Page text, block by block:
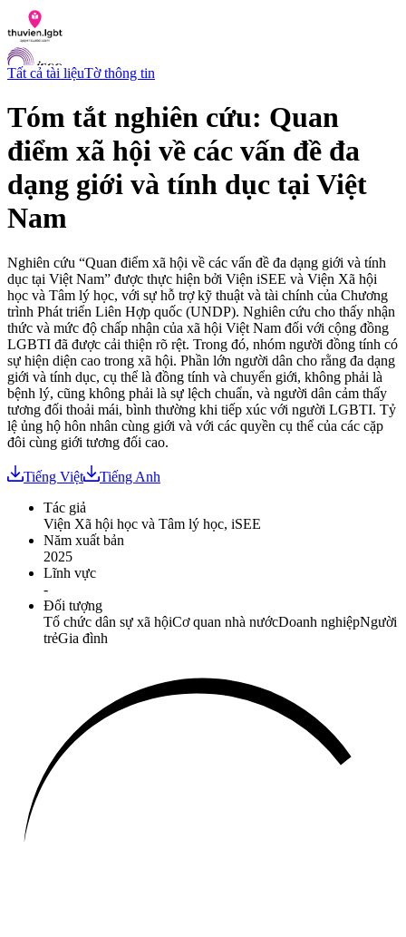
Danh sách tài liệu
Liên lạc
Chỉ số hoà nhập LGBTI
Tất cả tài liệuTờ thông tin
Tóm tắt nghiên cứu: Quan
điểm xã hội về các vấn đề đa
dạng giới và tính dục tại Việt
Nam
Nghiên cứu “Quan điểm xã hội về các vấn đề đa dạng giới và tính
dục tại Việt Nam” được thực hiện bởi Viện iSEE và Viện Xã hội
học và Tâm lý học, với sự hỗ trợ kỹ thuật và tài chính của Chương
trình Phát triển Liên Hợp quốc (UNDP). Nghiên cứu cho thấy nhận
thức và mức độ chấp nhận của xã hội Việt Nam đối với cộng đồng
LGBTI đã được cải thiện rõ rệt. Trong đó, nhóm người đồng tính có
sự hiện diện cao trong xã hội. Phần lớn người dân cho rằng đa dạng
giới và tính dục, cụ thể là đồng tính và chuyển giới, không phải là
bệnh lý, cũng không phải là sự lệch chuẩn, và người dân cảm thấy
tương đối thoải mái, bình thường khi tiếp xúc với người LGBTI. Tỷ
lệ ủng hộ hôn nhân cùng giới và với các quyền cụ thể của các cặp
đôi cùng giới tương đối cao.
Tiếng Việt
Tiếng Anh
Tác giả
Viện Xã hội học và Tâm lý học, iSEE
Năm xuất bản
2025
Lĩnh vực
-
Đối tượng
Tổ chức dân sự xã hộiCơ quan nhà nướcDoanh nghiệpNgười
trẻGia đình